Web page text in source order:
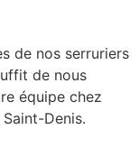
de nos serruriers
de nous
équipe chez
Denis.